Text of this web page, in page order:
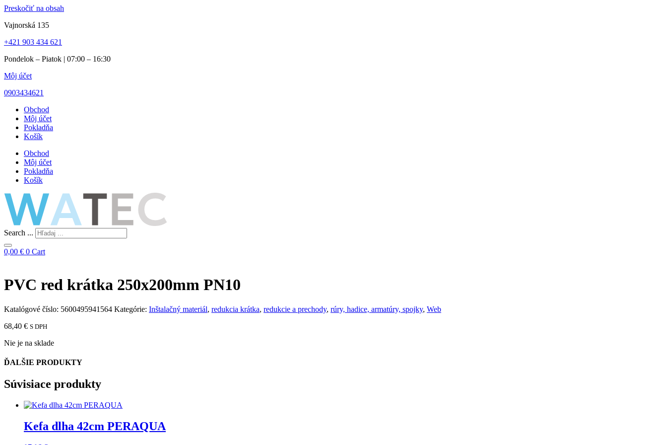
Preskočiť na obsah
Vajnorská 135
+421 903 434 621
Pondelok – Piatok | 07:00 – 16:30
Môj účet
0903434621
Obchod
Môj účet
Pokladňa
Košík
Obchod
Môj účet
Pokladňa
Košík
Search ...
0,00 € 0 Cart
PVC red krátka 250x200mm PN10
Katalógové číslo: 5600495941564 Kategórie: Inštalačný materiál, redukcia krátka, redukcie a prechody, rúry, hadice, armatúry, spojky, Web
68,40 € S DPH
Nie je na sklade
ĎALŠIE PRODUKTY
Súvisiace produkty
Kefa dlha 42cm PERAQUA